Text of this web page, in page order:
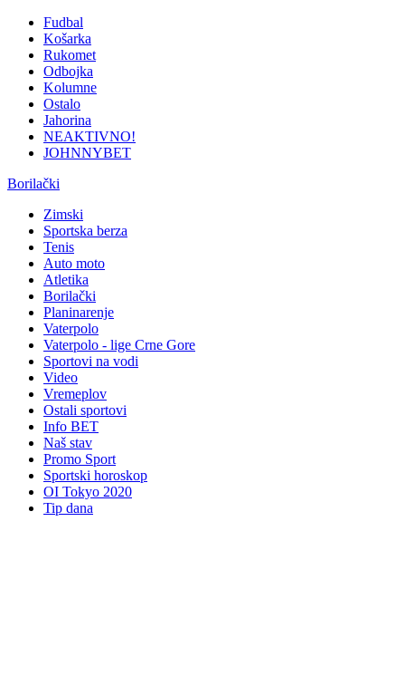
Fudbal
Košarka
Rukomet
Odbojka
Kolumne
Ostalo
Jahorina
NEAKTIVNO!
JOHNNYBET
Borilački
Zimski
Sportska berza
Tenis
Auto moto
Atletika
Borilački
Planinarenje
Vaterpolo
Vaterpolo - lige Crne Gore
Sportovi na vodi
Video
Vremeplov
Ostali sportovi
Info BET
Naš stav
Promo Sport
Sportski horoskop
OI Tokyo 2020
Tip dana